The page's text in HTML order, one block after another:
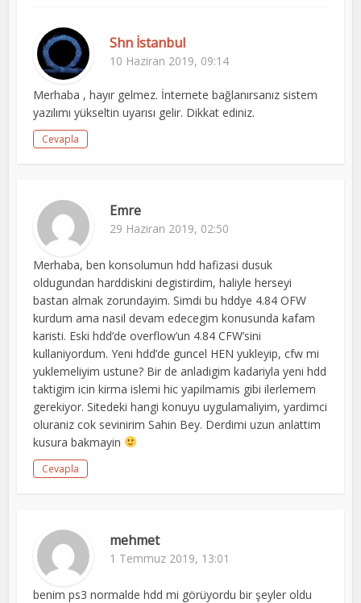
Shn İstanbul
10 Haziran 2019, 09:14
Merhaba , hayır gelmez. İnternete bağlanırsanız sistem
yazılımı yükseltin uyarısı gelir. Dikkat ediniz.
Cevapla
Emre
29 Haziran 2019, 02:50
Merhaba, ben konsolumun hdd hafizasi dusuk
oldugundan harddiskini degistirdim, haliyle herseyi
bastan almak zorundayim. Simdi bu hddye 4.84 OFW
kurdum ama nasil devam edecegim konusunda kafam
karisti. Eski hdd’de overflow’un 4.84 CFW’sini
kullaniyordum. Yeni hdd’de guncel HEN yukleyip, cfw mi
yuklemeliyim ustune? Bir de anladigim kadariyla yeni hdd
taktigim icin kirma islemi hic yapilmamis gibi ilerlemem
gerekiyor. Sitedeki hangi konuyu uygulamaliyim, yardimci
oluraniz cok sevinirim Sahin Bey. Derdimi uzun anlattim
kusura bakmayin
Cevapla
mehmet
1 Temmuz 2019, 13:01
benim ps3 normalde hdd mi görüyordu bir şeyler oldu